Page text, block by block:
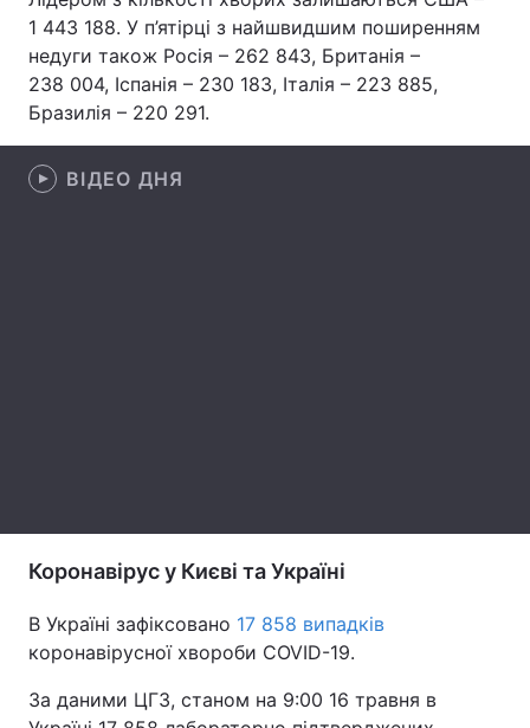
Здоров'я Туризм
Цікавинки Погода
Екологія
Лонгріди
Тема оформлення
1 443 188. У п’ятірці з найшвидшим поширенням
недуги також Росія – 262 843, Британія –
238 004, Іспанія – 230 183, Італія – 223 885,
Бразилія – 220 291.
ВІДЕО ДНЯ
Коронавірус у Києві та Україні
В Україні зафіксовано 17 858 випадків
коронавірусної хвороби COVID-19.
За даними ЦГЗ, станом на 9:00 16 травня в